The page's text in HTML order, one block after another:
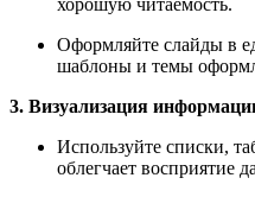
хорошую читаемость.
Оформляйте слайды в
шаблоны и темы
3. Визуализация
Используйте списки,
облегчает восприятие